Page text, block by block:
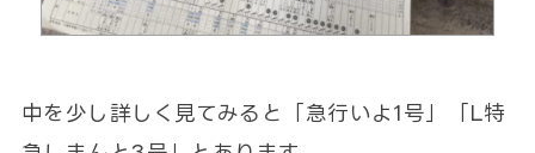
中を少し詳しく見てみると「急行いよ1号」「L特